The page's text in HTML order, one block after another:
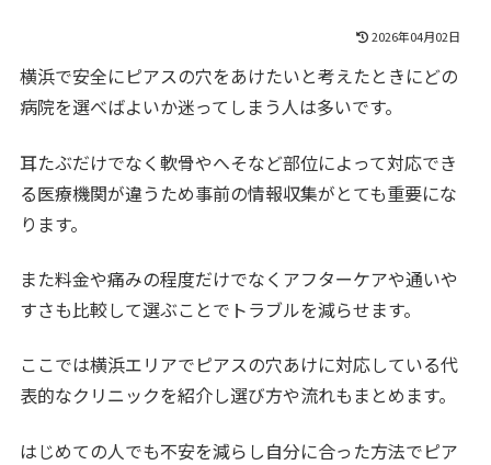
2026年04月02日
横浜で安全にピアスの穴をあけたいと考えたときにどの
病院を選べばよいか迷ってしまう人は多いです。
耳たぶだけでなく軟骨やへそなど部位によって対応でき
る医療機関が違うため事前の情報収集がとても重要にな
ります。
また料金や痛みの程度だけでなくアフターケアや通いや
すさも比較して選ぶことでトラブルを減らせます。
ここでは横浜エリアでピアスの穴あけに対応している代
表的なクリニックを紹介し選び方や流れもまとめます。
はじめての人でも不安を減らし自分に合った方法でピア